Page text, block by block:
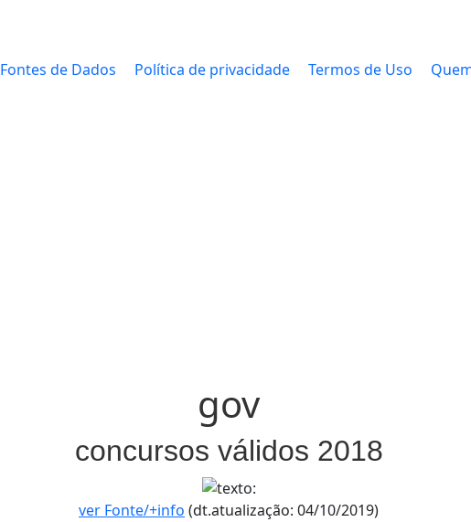
Fontes de Dados Política de privacidade Termos de Uso
gov
concursos válidos 2018
ver Fonte/+info (dt.atualização: 04/10/2019)